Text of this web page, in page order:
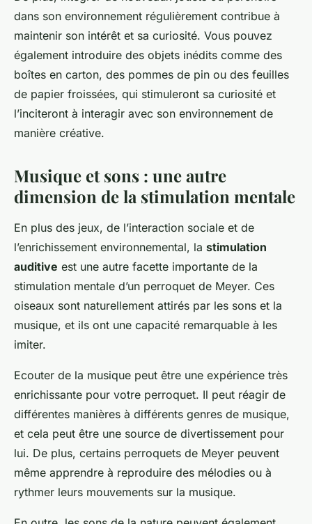
dans son environnement régulièrement contribue à
maintenir son intérêt et sa curiosité. Vous pouvez
également introduire des objets inédits comme des
boîtes en carton, des pommes de pin ou des feuilles
de papier froissées, qui stimuleront sa curiosité et
l’inciteront à interagir avec son environnement de
manière créative.
Musique et sons : une autre
dimension de la stimulation mentale
En plus des jeux, de l’interaction sociale et de
l’enrichissement environnemental, la stimulation
auditive est une autre facette importante de la
stimulation mentale d’un perroquet de Meyer. Ces
oiseaux sont naturellement attirés par les sons et la
musique, et ils ont une capacité remarquable à les
imiter.
Ecouter de la musique peut être une expérience très
enrichissante pour votre perroquet. Il peut réagir de
différentes manières à différents genres de musique,
et cela peut être une source de divertissement pour
lui. De plus, certains perroquets de Meyer peuvent
même apprendre à reproduire des mélodies ou à
rythmer leurs mouvements sur la musique.